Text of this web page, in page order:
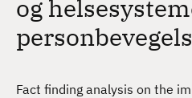
og
Fact finding analysis on the